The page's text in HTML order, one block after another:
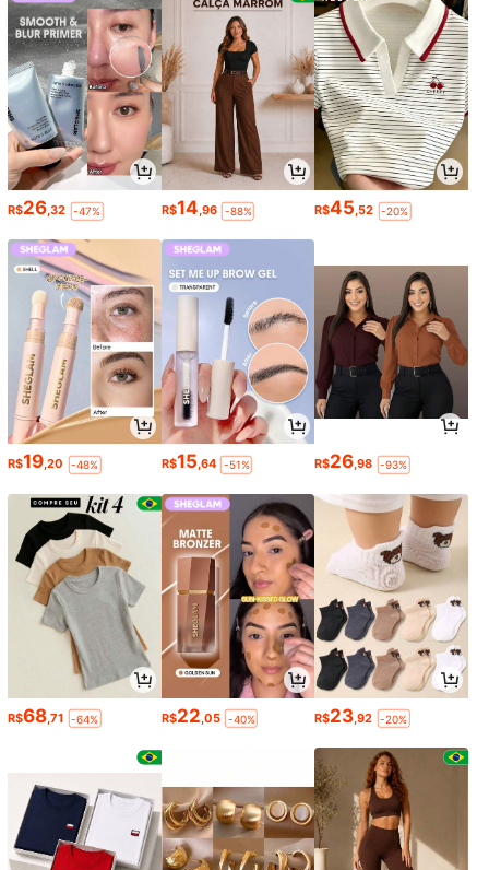
R$26,32 -47% R$14,96 -88% R$45,52 -20%
R$19,20 -48% R$15,64 -51% R$26,98 -93%
R$68 ,71 -64% R$22 ,05 -40% R$23 ,92 -20%